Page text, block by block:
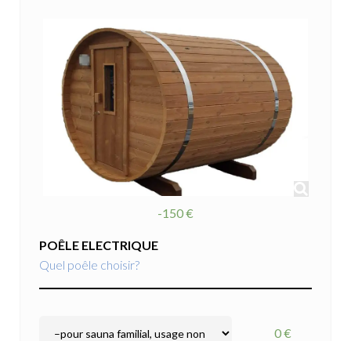
-150 €
POÊLE ELECTRIQUE
Quel poêle choisir?
0 €